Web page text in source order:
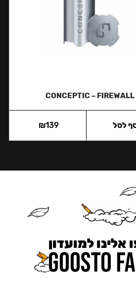
CONCEPTIC – FIREWALL
₪139 לסל
אלינו למועדון